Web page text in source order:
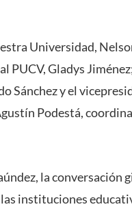
Universidad,
PUCV, Gladys
Sánchez y el
Podestá,
la conversación
instituciones